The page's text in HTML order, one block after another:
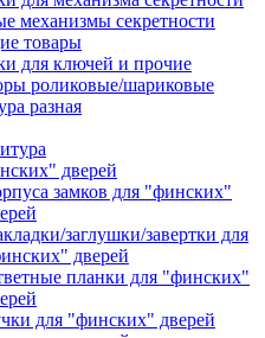
механизмы секретности
товары
для ключей и прочие
роликовые/шариковые
разная
дверей
замков для "финских"
заглушки/завертки для
дверей
планки для "финских"
для "финских" дверей